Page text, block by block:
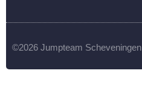
©2026 Jumpteam Scheveningen